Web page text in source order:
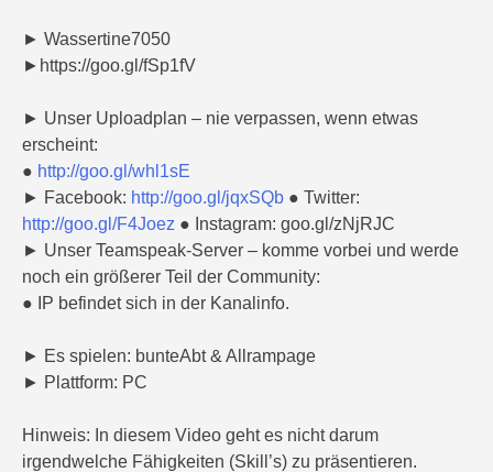
► Wassertine7050
►https://goo.gl/fSp1fV
► Unser Uploadplan – nie verpassen, wenn etwas
erscheint:
● http://goo.gl/whl1sE
► Facebook: http://goo.gl/jqxSQb ● Twitter:
http://goo.gl/F4Joez ● Instagram: goo.gl/zNjRJC
► Unser Teamspeak-Server – komme vorbei und werde
noch ein größerer Teil der Community:
● IP befindet sich in der Kanalinfo.
► Es spielen: bunteAbt & Allrampage
► Plattform: PC
Hinweis: In diesem Video geht es nicht darum
irgendwelche Fähigkeiten (Skill’s) zu präsentieren.